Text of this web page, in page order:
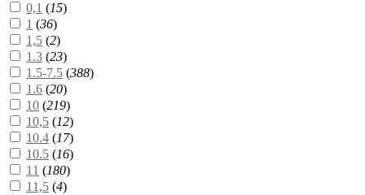
0,1 (15)
1 (36)
1,5 (2)
1.3 (23)
1.5-7.5 (388)
1.6 (20)
10 (219)
10,5 (12)
10.4 (17)
10.5 (16)
11 (180)
11,5 (4)